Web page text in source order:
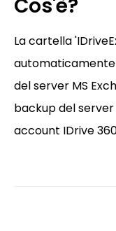
Cos'è?
La cartella
del server MS
backup del
account IDrive